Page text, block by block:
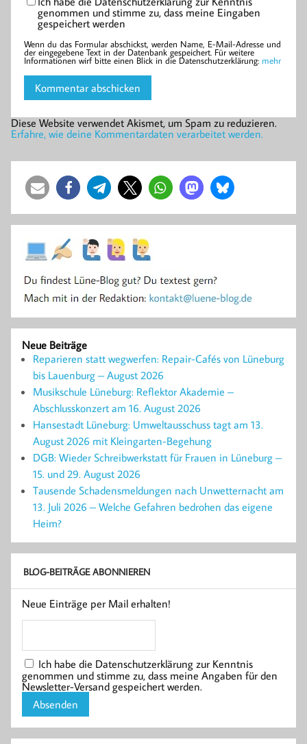
genommen und stimme zu, dass meine Eingaben
gespeichert werden
Wenn du das Formular abschickst, werden Name, E-Mail-Adresse und
der eingegebene Text in der Datenbank gespeichert. Für weitere
Informationen wirf bitte einen Blick in die Datenschutzerklärung: mehr
Diese Website verwendet Akismet, um Spam zu reduzieren.
Erfahre, wie deine Kommentardaten verarbeitet werden.
Neue Beiträge
Reparieren statt wegwerfen: Repair-Cafés von Lüneburg
bis Lauenburg – August 2026
Musikschule Lüneburg: Reflektor Akademie –
Abschlusskonzert am 16. August 2026
Hansestadt Lüneburg: Umweltausschuss tagt am 13.
August 2026 mit Kleingarten-Begehung
DGB: Wieder Schreibwerkstatt für Frauen in Lüneburg –
15. und 29. August 2026
Tausende Schadensmeldungen nach Unwetternacht am
13. Juli 2026 – Welche Gefahren bedrohen das eigene
Heim?
BLOG-BEITRÄGE ABONNIEREN
Neue Einträge per Mail erhalten!
Ich habe die Datenschutzerklärung zur Kenntnis
genommen und stimme zu, dass meine Angaben für den
Newsletter-Versand gespeichert werden.